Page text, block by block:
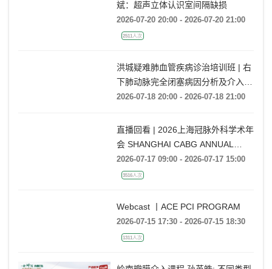
斌：超声立体认识室间隔缺损
2026-07-20 20:00 - 2026-07-20 21:00
2511人次
洪城疑难肺血管疾病诊治培训班 | 右
下肺动脉完全闭塞病因分析及介入开
通技巧
2026-07-18 20:00 - 2026-07-18 21:00
直播回看 | 2026上海冠脉外科学术年
会 SHANGHAI CABG ANNUAL
Webcast 丨ACE PCI PROGRAM